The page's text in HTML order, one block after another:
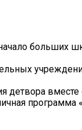
больших
детвора